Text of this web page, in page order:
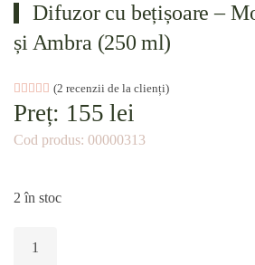
Difuzor cu bețișoare –
și Ambra (250 ml)
Evaluat la5.00din 5 pe baza a
2(2 recenzii de la clienți)
Preț: 155lei
Cod produs: 00000313
2 în stoc